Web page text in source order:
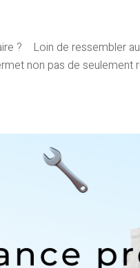
? Loin de ressembler
non pas de